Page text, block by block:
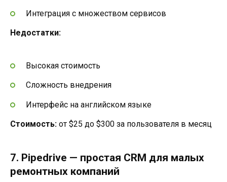
Интеграция с множеством сервисов
Недостатки:
Высокая стоимость
Сложность внедрения
Интерфейс на английском языке
Стоимость: от $25 до $300 за пользователя в месяц
7. Pipedrive — простая CRM для малых
ремонтных компаний